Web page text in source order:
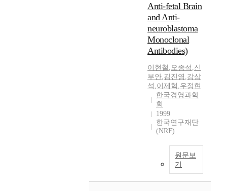
Anti-fetal Brain
and Anti-
neuroblastoma
Monoclonal
Antibodies)
이현철 ,오종석 ,신
부안,김진영 ,강삼
석 ,이제혁 ,우정현
한국경영과학
회
1999
한국연구재단
(NRF)
원문보
기